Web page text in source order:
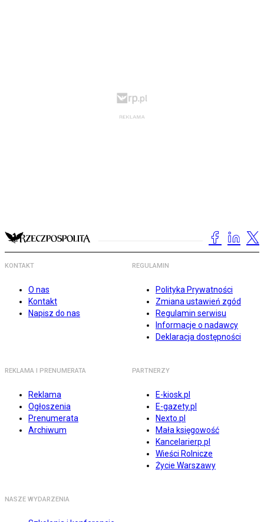
KONTAKT
O nas
Kontakt
Napisz do nas
REGULAMIN
Polityka Prywatności
Zmiana ustawień zgód
Regulamin serwisu
Informacje o nadawcy
Deklaracja dostępności
REKLAMA I PRENUMERATA
Reklama
Ogłoszenia
Prenumerata
Archiwum
PARTNERZY
E-kiosk.pl
E-gazety.pl
Nexto.pl
Mała księgowość
Kancelarierp.pl
Wieści Rolnicze
Życie Warszawy
NASZE WYDARZENIA